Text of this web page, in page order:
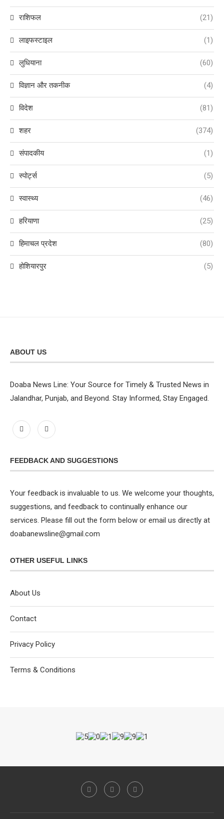
राशिफल (21)
लाइफस्टाइल (1)
लुधियाना (60)
विज्ञान और तकनीक (4)
विदेश (81)
शहर (374)
संपादकीय (1)
स्पोर्ट्स (5)
स्वास्थ्य (46)
हरियाणा (25)
हिमाचल प्रदेश (80)
होशियारपुर (5)
ABOUT US
Doaba News Line: Your Source for Timely & Trusted News in
Jalandhar, Punjab, and Beyond. Stay Informed, Stay Engaged.
FEEDBACK AND SUGGESTIONS
Your feedback is invaluable to us. We welcome your thoughts,
suggestions, and feedback to continually enhance our
services. Please fill out the form below or email us directly at
doabanewsline@gmail.com
OTHER USEFUL LINKS
About Us
Contact
Privacy Policy
Terms & Conditions